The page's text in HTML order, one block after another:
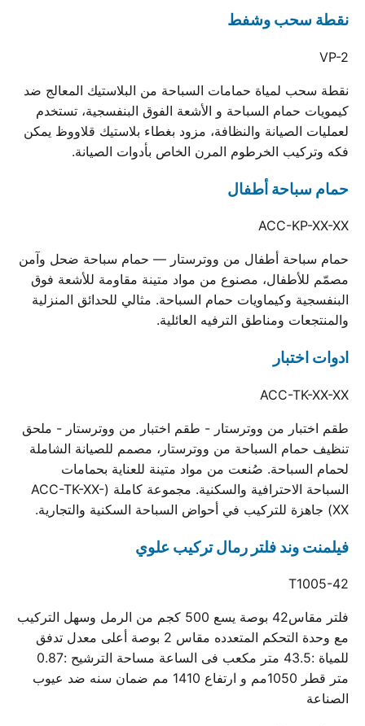
نقطة سحب وشفط
VP-2
نقطة سحب لمياة حمامات السباحة من البلاستيك المعالج ضد
كيمويات حمام السباحة و الأشعة الفوق البنفسجية، تستخدم
لعمليات الصيانة والنظافة، مزود بغطاء بلاستيك قلاووظ يمكن
فكه وتركيب الخرطوم المرن الخاص بأدوات الصيانة.
حمام سباحة أطفال
ACC-KP-XX-XX
حمام سباحة أطفال من ووترستار — حمام سباحة ضحل وآمن
مصمّم للأطفال، مصنوع من مواد متينة مقاومة للأشعة فوق
البنفسجية وكيماويات حمام السباحة. مثالي للحدائق المنزلية
والمنتجعات ومناطق الترفيه العائلية.
ادوات اختبار
ACC-TK-XX-XX
طقم اختبار من ووترستار - طقم اختبار من ووترستار - ملحق
تنظيف حمام السباحة من ووترستار، مصمم للصيانة الشاملة
لحمام السباحة. صُنعت من مواد متينة للعناية بحمامات
السباحة الاحترافية والسكنية. مجموعة كاملة (ACC-TK-XX-
XX) جاهزة للتركيب في أحواض السباحة السكنية والتجارية.
فيلمنت وند فلتر رمال تركيب علوي
T1005-42
فلتر مقاس42 بوصة يسع 500 كجم من الرمل وسهل التركيب
مع وحدة التحكم المتعدده مقاس 2 بوصة أعلى معدل تدفق
للمياة :43.5 متر مكعب فى الساعة مساحة الترشيح :0.87
متر قطر 1050مم و ارتفاع 1410 مم ضمان سنه ضد عيوب
الصناعة